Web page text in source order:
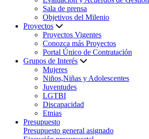
Sala de prensa
Objetivos del Milenio
Proyectos
Proyectos Vigentes
Conozca más Proyectos
Portal Único de Contratación
Grupos de Interés
Mujeres
Niños,Niñas y Adolescentes
Juventudes
LGTBI
Discapacidad
Etnias
Presupuesto
Presupuesto general asignado